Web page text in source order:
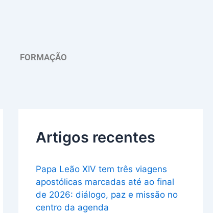
FORMAÇÃO
Artigos recentes
Papa Leão XIV tem três viagens
apostólicas marcadas até ao final
de 2026: diálogo, paz e missão no
centro da agenda
u